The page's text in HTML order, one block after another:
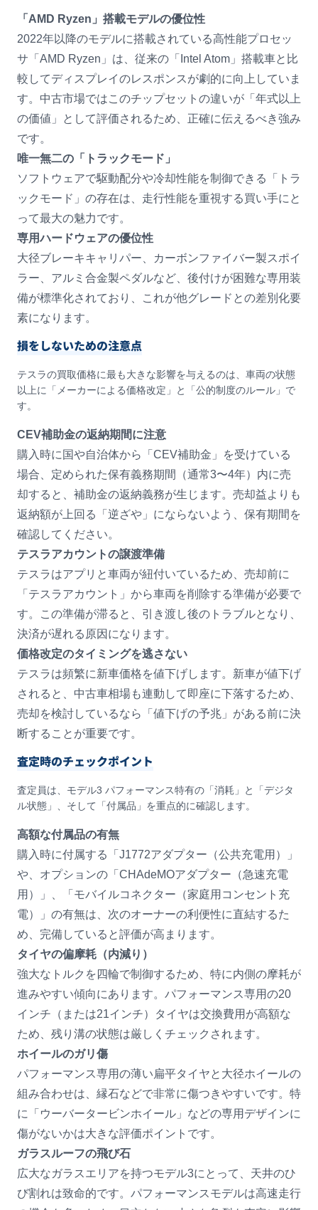
「AMD Ryzen」搭載モデルの優位性
2022年以降のモデルに搭載されている高性能プロセッ
サ「AMD Ryzen」は、従来の「Intel Atom」搭載車と比
較してディスプレイのレスポンスが劇的に向上していま
す。中古市場ではこのチップセットの違いが「年式以上
の価値」として評価されるため、正確に伝えるべき強み
です。
唯一無二の「トラックモード」
ソフトウェアで駆動配分や冷却性能を制御できる「トラ
ックモード」の存在は、走行性能を重視する買い手にと
って最大の魅力です。
専用ハードウェアの優位性
大径ブレーキキャリパー、カーボンファイバー製スポイ
ラー、アルミ合金製ペダルなど、後付けが困難な専用装
備が標準化されており、これが他グレードとの差別化要
素になります。
損をしないための注意点
テスラの買取価格に最も大きな影響を与えるのは、車両の状態
以上に「メーカーによる価格改定」と「公的制度のルール」で
す。
CEV補助金の返納期間に注意
購入時に国や自治体から「CEV補助金」を受けている
場合、定められた保有義務期間（通常3〜4年）内に売
却すると、補助金の返納義務が生じます。売却益よりも
返納額が上回る「逆ざや」にならないよう、保有期間を
確認してください。
テスラアカウントの譲渡準備
テスラはアプリと車両が紐付いているため、売却前に
「テスラアカウント」から車両を削除する準備が必要で
す。この準備が滞ると、引き渡し後のトラブルとなり、
決済が遅れる原因になります。
価格改定のタイミングを逃さない
テスラは頻繁に新車価格を値下げします。新車が値下げ
されると、中古車相場も連動して即座に下落するため、
売却を検討しているなら「値下げの予兆」がある前に決
断することが重要です。
査定時のチェックポイント
査定員は、モデル3 パフォーマンス特有の「消耗」と「デジタ
ル状態」、そして「付属品」を重点的に確認します。
高額な付属品の有無
購入時に付属する「J1772アダプター（公共充電用）」
や、オプションの「CHAdeMOアダプター（急速充電
用）」、「モバイルコネクター（家庭用コンセント充
電）」の有無は、次のオーナーの利便性に直結するた
め、完備していると評価が高まります。
タイヤの偏摩耗（内減り）
強大なトルクを四輪で制御するため、特に内側の摩耗が
進みやすい傾向にあります。パフォーマンス専用の20
インチ（または21インチ）タイヤは交換費用が高額な
ため、残り溝の状態は厳しくチェックされます。
ホイールのガリ傷
パフォーマンス専用の薄い扁平タイヤと大径ホイールの
組み合わせは、縁石などで非常に傷つきやすいです。特
に「ウーバータービンホイール」などの専用デザインに
傷がないかは大きな評価ポイントです。
ガラスルーフの飛び石
広大なガラスエリアを持つモデル3にとって、天井のひ
び割れは致命的です。パフォーマンスモデルは高速走行